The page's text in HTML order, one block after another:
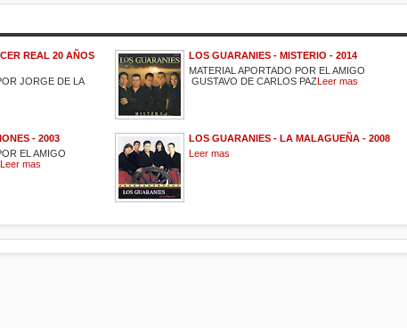
REAL 20 AÑOS
JORGE DE LA
LOS GUARANIES - MISTERIO - 2014
MATERIAL APORTADO POR EL AMIGO
GUSTAVO DE CARLOS PAZLeer mas
- 2003
EL AMIGO
Leer mas
LOS GUARANIES - LA MALAGUEÑA - 2008
Leer mas